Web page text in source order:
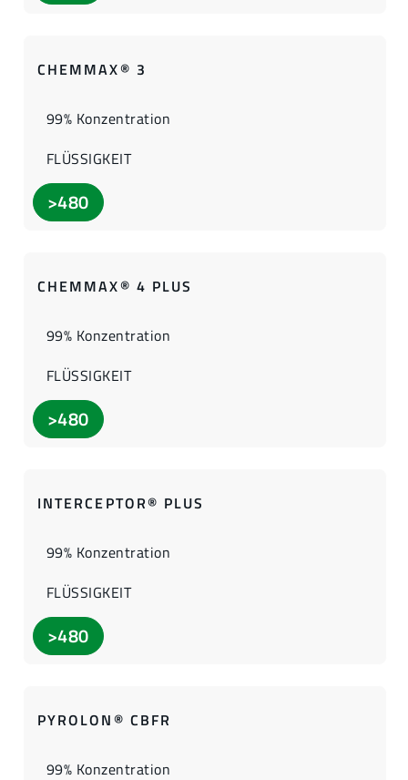
CHEMMAX® 3
99% Konzentration
FLÜSSIGKEIT
>480
CHEMMAX® 4 PLUS
99% Konzentration
FLÜSSIGKEIT
>480
INTERCEPTOR® PLUS
99% Konzentration
FLÜSSIGKEIT
>480
PYROLON® CBFR
99% Konzentration